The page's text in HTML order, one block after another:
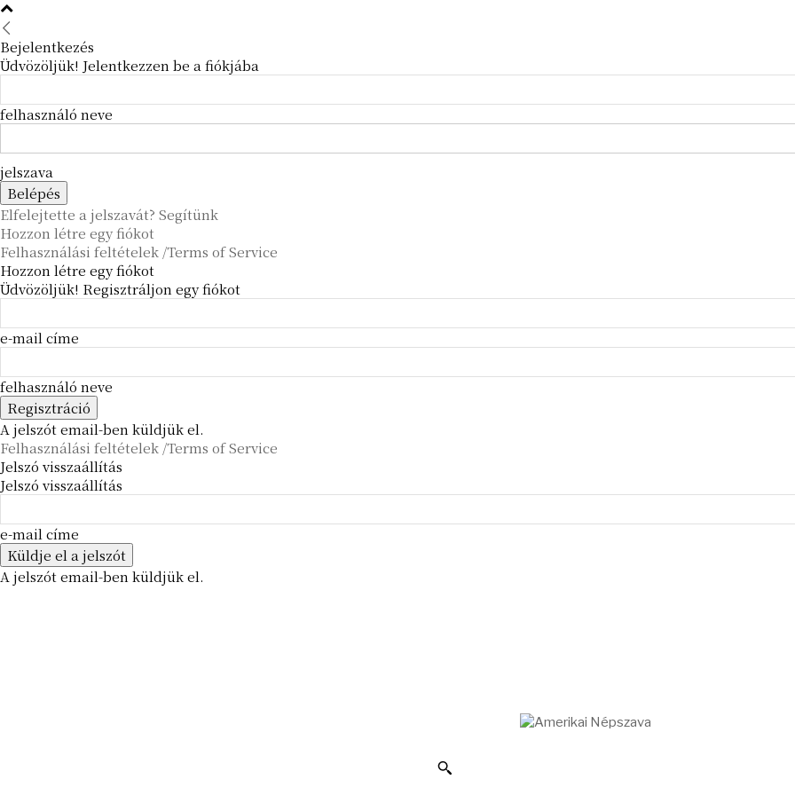
Bejelentkezés
Üdvözöljük! Jelentkezzen be a fiókjába
felhasználó neve
jelszava
Elfelejtette a jelszavát? Segítünk
Hozzon létre egy fiókot
Felhasználási feltételek /Terms of Service
Hozzon létre egy fiókot
Üdvözöljük! Regisztráljon egy fiókot
e-mail címe
felhasználó neve
A jelszót email-ben küldjük el.
Felhasználási feltételek /Terms of Service
Jelszó visszaállítás
Jelszó visszaállítás
e-mail címe
A jelszót email-ben küldjük el.